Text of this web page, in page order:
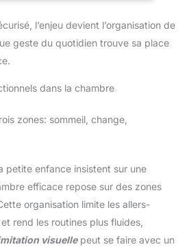
à
de
au
Rembourrage La partie supérieure est
pour garantir des conditions
Grâce à sa mousse super souple, il
et confortable. Le dessous est fait d'un
est disponible en deux hauteurs, 11 cm
pour lit de bébé est parfaitement
dès la naissance jusqu'au passage au
fabriqué avec un impact minimal sur
l’enjeu devient l’organisation de
geste du quotidien trouve sa place
dans la chambre
zones: sommeil, change,
petite enfance insistent sur une
efficace repose sur des zones
organisation limite les allers-
rend les routines plus fluides,
visuellepeut se faire avec un